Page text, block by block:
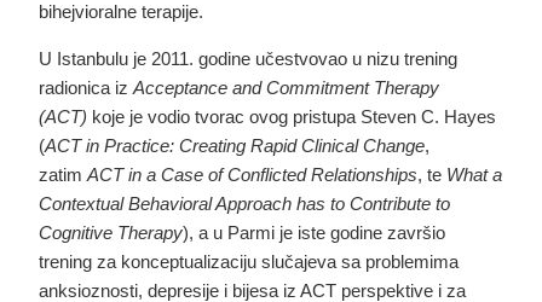
bihejvioralne terapije.
U Istanbulu je 2011. godine učestvovao u nizu trening
radionica izAcceptance and Commitment Therapy
(ACT) koje je vodio tvorac ovog pristupa Steven C. Hayes
(ACT in Practice: Creating Rapid Clinical Change,
zatimACT in a Case of Conflicted Relationships, te What a
Contextual Behavioral Approach has to Contribute to
Cognitive Therapy), a u Parmi je iste godine završio
trening za konceptualizaciju slučajeva sa problemima
anksioznosti, depresije i bijesa iz ACT perspektive i za